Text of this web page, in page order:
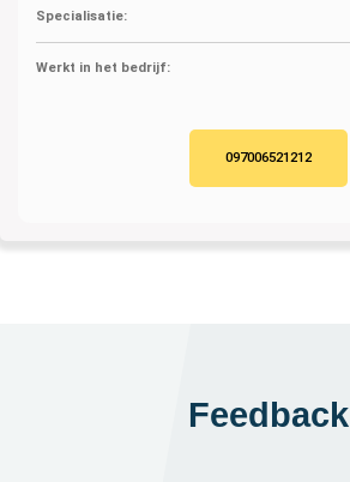
Specialisatie:
Werkt in het bedrijf:
097006521212
Feedback